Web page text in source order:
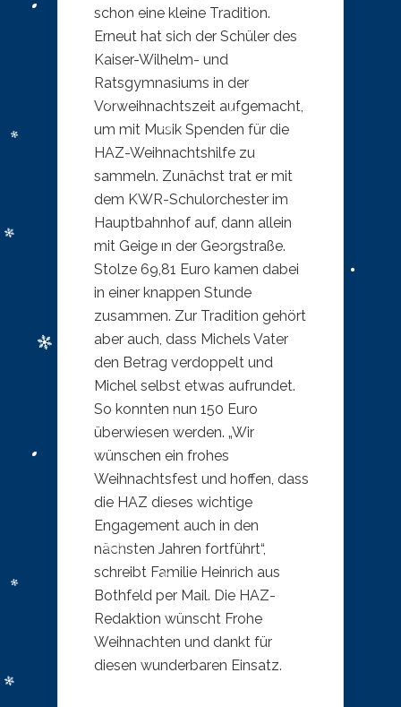
schon eine kleine Tradition.
Erneut hat sich der Schüler des
Kaiser-Wilhelm- und
Ratsgymnasiums in der
Vorweihnachtszeit aufgemacht,
um mit Musik Spenden für die
HAZ-Weihnachtshilfe zu
sammeln. Zunächst trat er mit
dem KWR-Schulorchester im
Hauptbahnhof auf, dann allein
mit Geige in der Georgstraße.
Stolze 69,81 Euro kamen dabei
in einer knappen Stunde
zusammen. Zur Tradition gehört
aber auch, dass Michels Vater
den Betrag verdoppelt und
Michel selbst etwas aufrundet.
So konnten nun 150 Euro
überwiesen werden. „Wir
wünschen ein frohes
Weihnachtsfest und hoffen, dass
die HAZ dieses wichtige
Engagement auch in den
nächsten Jahren fortführt“,
schreibt Familie Heinrich aus
Bothfeld per Mail. Die HAZ-
Redaktion wünscht Frohe
Weihnachten und dankt für
diesen wunderbaren Einsatz.